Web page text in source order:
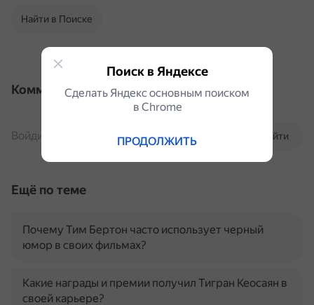
Найти в Поиске
Комментарии
Войти
Войдите, чтобы комментировать
Ещё по теме
Почему Тим Бертон часто использует черный
юмор в своих фильмах?
Какие награды и премии получил Тигран Кеосаян в
своей карьере?
Поиск в Яндексе
Сделать Яндекс основным поиском
в Сhrome
ПРОДОЛЖИТЬ